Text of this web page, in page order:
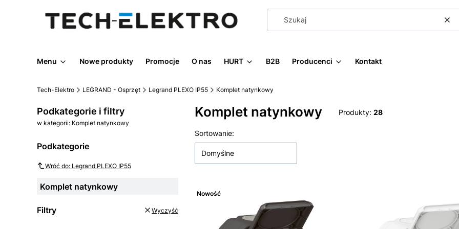
Menu Nowe produkty Promocje O nas HURT B2B Producenci Kontakt
Tech-Elektro LEGRAND - Osprzęt Legrand PLEXO IP55 Komplet natynkowy
Podkategorie i filtry
w kategorii: Komplet natynkowy
Podkategorie
Wróć do: Legrand PLEXO IP55
Komplet natynkowy
Filtry Wyczyść
Komplet natynkowy Produkty: 28
Lista produktów
Sortowanie:
Domyślne
Nowość